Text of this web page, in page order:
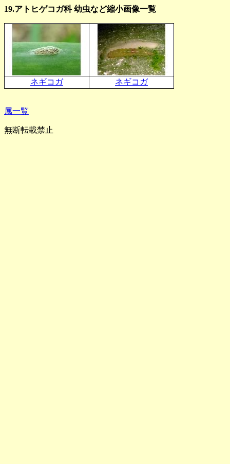
19.アトヒゲコガ科 幼虫など縮小画像一覧
ネギコガ ネギコガ
属一覧
無断転載禁止